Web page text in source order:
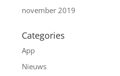
november 2019
Categories
App
Nieuws